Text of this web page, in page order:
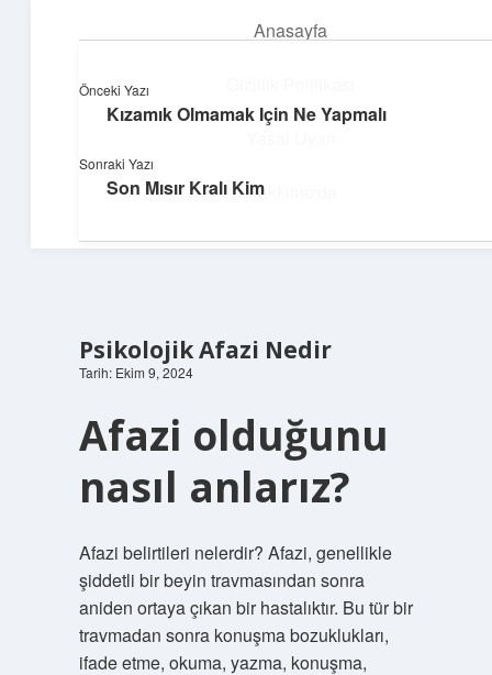
Anasayfa
Hakkımızda
Teknoloji ve İlham
Dijital dünyada keyifli bir macera!
Psikolojik Afazi Nedir
Tarih: Ekim 9, 2024
Afazi olduğunu
nasıl anlarız?
Afazi belirtileri nelerdir? Afazi, genellikle
şiddetli bir beyin travmasından sonra
aniden ortaya çıkan bir hastalıktır. Bu tür bir
travmadan sonra konuşma bozuklukları,
ifade etme, okuma, yazma, konuşma,
Önceki Yazı
Kızamık Olmamak Için Ne Yapmalı
Sonraki Yazı
Son Mısır Kralı Kim